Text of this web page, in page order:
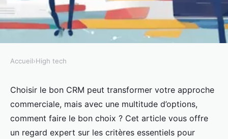
HIGH TECH
Top 5 crms à considérer pour
optimiser votre activité
Lucas•9 juillet 2025 •7 min de lecture
Accueil›High tech
Choisir le bon CRM peut transformer votre approche
commerciale, mais avec une multitude d’options,
comment faire le bon choix ? Cet article vous offre
un regard expert sur les critères essentiels pour